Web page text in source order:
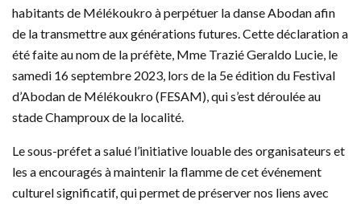
habitants de Mélékoukro à perpétuer la danse Abodan afin
de la transmettre aux générations futures. Cette déclaration a
été faite au nom de la préfète, Mme Trazié Geraldo Lucie, le
samedi 16 septembre 2023, lors de la 5e édition du Festival
d’Abodan de Mélékoukro (FESAM), qui s’est déroulée au
stade Champroux de la localité.
Le sous-préfet a salué l’initiative louable des organisateurs et
les a encouragés à maintenir la flamme de cet événement
culturel significatif, qui permet de préserver nos liens avec